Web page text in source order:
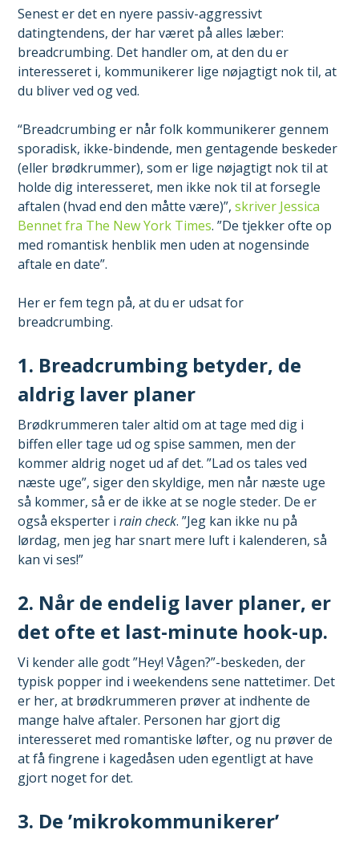
Senest er det en nyere passiv-aggressivt
datingtendens, der har været på alles læber:
breadcrumbing. Det handler om, at den du er
interesseret i, kommunikerer lige nøjagtigt nok til, at
du bliver ved og ved.
“Breadcrumbing er når folk kommunikerer gennem
sporadisk, ikke-bindende, men gentagende beskeder
(eller brødkrummer), som er lige nøjagtigt nok til at
holde dig interesseret, men ikke nok til at forsegle
aftalen (hvad end den måtte være)”, skriver Jessica
Bennet fra The New York Times. ”De tjekker ofte op
med romantisk henblik men uden at nogensinde
aftale en date”.
Her er fem tegn på, at du er udsat for
breadcrumbing.
1. Breadcrumbing betyder, de
aldrig laver planer
Brødkrummeren taler altid om at tage med dig i
biffen eller tage ud og spise sammen, men der
kommer aldrig noget ud af det. ”Lad os tales ved
næste uge”, siger den skyldige, men når næste uge
så kommer, så er de ikke at se nogle steder. De er
også eksperter irain check. ”Jeg kan ikke nu på
lørdag, men jeg har snart mere luft i kalenderen, så
kan vi ses!”
2. Når de endelig laver planer, er
det ofte et last-minute hook-up.
Vi kender alle godt ”Hey! Vågen?”-beskeden, der
typisk popper ind i weekendens sene nattetimer. Det
er her, at brødkrummeren prøver at indhente de
mange halve aftaler. Personen har gjort dig
interesseret med romantiske løfter, og nu prøver de
at få fingrene i kagedåsen uden egentligt at have
gjort noget for det.
3. De ’mikrokommunikerer’